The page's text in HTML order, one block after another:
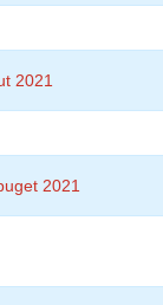
2021
2021